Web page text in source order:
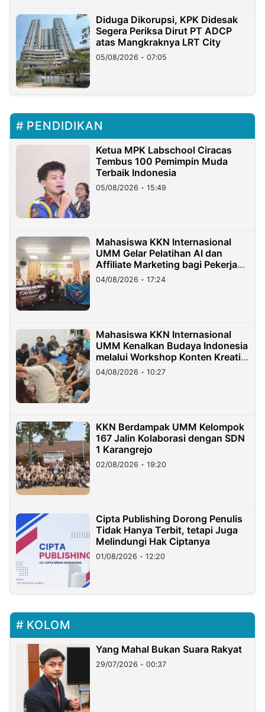
Diduga Dikorupsi, KPK Didesak
Segera Periksa Dirut PT ADCP
atas Mangkraknya LRT City
05/08/2026 - 07:05
PENDIDIKAN
Ketua MPK Labschool Ciracas
Tembus 100 Pemimpin Muda
Terbaik Indonesia
05/08/2026 - 15:49
Mahasiswa KKN Internasional
UMM Gelar Pelatihan AI dan
Affiliate Marketing bagi Pekerja
Migran Indonesia di Taiwan
04/08/2026 - 17:24
Mahasiswa KKN Internasional
UMM Kenalkan Budaya Indonesia
melalui Workshop Konten Kreatif
di Taiwan
04/08/2026 - 10:27
KKN Berdampak UMM Kelompok
167 Jalin Kolaborasi dengan SDN
1 Karangrejo
02/08/2026 - 19:20
Cipta Publishing Dorong Penulis
Tidak Hanya Terbit, tetapi Juga
Melindungi Hak Ciptanya
01/08/2026 - 12:20
KOLOM
Yang Mahal Bukan Suara Rakyat
29/07/2026 - 00:37